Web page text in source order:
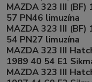
MAZDA 323 III
57 PN46 limuzína
MAZDA 323 III
54 PN27 limuzína
MAZDA 323 III
1989 40 54 E1
MAZDA 323 III